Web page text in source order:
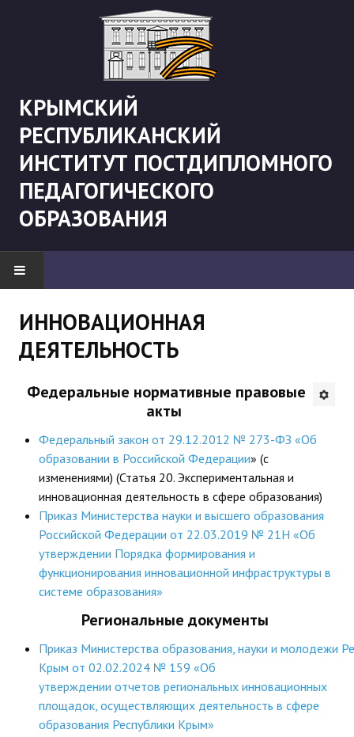
КРЫМСКИЙ
РЕСПУБЛИКАНСКИЙ
ИНСТИТУТ ПОСТДИПЛОМНОГО
ПЕДАГОГИЧЕСКОГО
ОБРАЗОВАНИЯ
"Боевая" русистика
ИНСТИТУТ
Противодействие коррупции
В ПОМОЩЬ УЧИТЕЛЮ
Организация УВП
ГИА
Карта ГИА РК
Советуем прочитать
Готовимся к новому учебному году 2026-2027
ДПО
ИННОВАЦИОННАЯ
ДЕЯТЕЛЬНОСТЬ
Федеральные нормативные правовые
акты
Федеральный закон от 29.12.2012 № 273-ФЗ «Об
образовании в Российской Федерации» (с
изменениями) (Статья 20. Экспериментальная и
инновационная деятельность в сфере образования)
Приказ Министерства науки и высшего образования
Российской Федерации от 22.03.2019 № 21Н «Об
утверждении Порядка формирования и
функционирования инновационной инфраструктуры в
системе образования»
Региональные документы
Приказ Министерства образования, науки и молодежи
Крым от 02.02.2024 № 159 «Об
утверждении отчетов региональных инновационных
площадок, осуществляющих деятельность в сфере
образования Республики Крым»